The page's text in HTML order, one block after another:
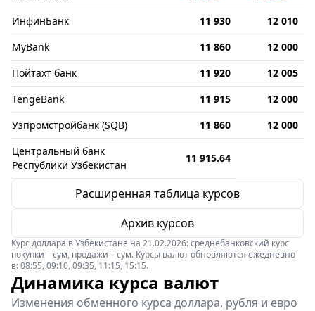
ИнфинБанк 11 930
12 010
MyBank
11 860
12 000
Пойтахт банк
11 920
12 005
TengeBank
11 915
12 000
Узпромстройбанк (SQB)
11 860
12 000
Центральный банк
Республики Узбекистан
11 915.64
Расширенная таблица курсов
Архив курсов
Курс доллара в Узбекистане на 21.02.2026: среднебанковский курс
покупки – сум, продажи – сум. Курсы валют обновляются ежедневно
в: 08:55, 09:10, 09:35, 11:15, 15:15.
Динамика курса валют
Изменения обменного курса доллара, рубля и евро